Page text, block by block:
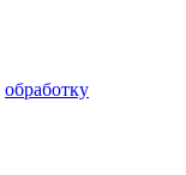
обработку